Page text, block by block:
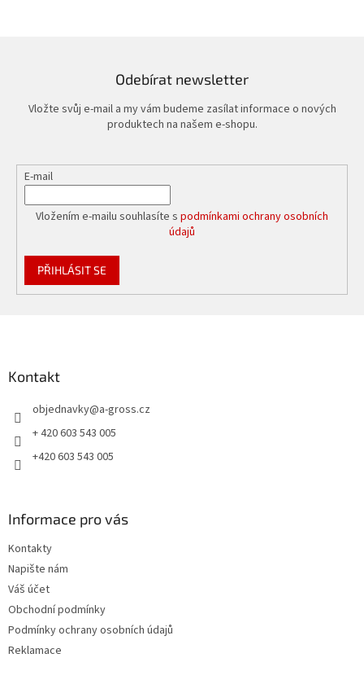
Odebírat newsletter
Vložte svůj e-mail a my vám budeme zasílat informace o nových
produktech na našem e-shopu.
E-mail
Vložením e-mailu souhlasíte s podmínkami ochrany osobních
údajů
PŘIHLÁSIT SE
Kontakt
objednavky@a-gross.cz
+ 420 603 543 005
+420 603 543 005
Informace pro vás
Kontakty
Napište nám
Váš účet
Obchodní podmínky
Podmínky ochrany osobních údajů
Reklamace